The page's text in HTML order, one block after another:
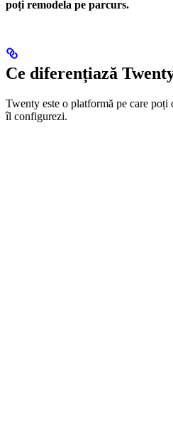
poți remodela pe parcurs.
Ce diferențiază
Twenty este o platformă pe care poți
îl configurezi.